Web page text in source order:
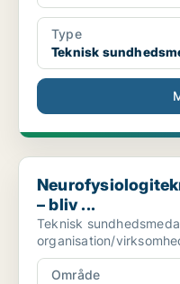
Type
Teknisk
Neurofysiologitekniker
– bliv ...
Teknisk
organisation/
Område